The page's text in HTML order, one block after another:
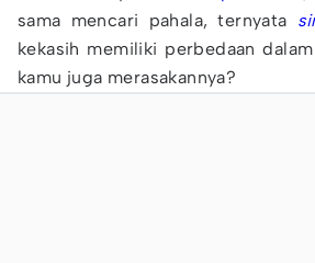
sama mencari pahala, ternyata
kekasih memiliki perbedaan
kamu juga merasakannya?